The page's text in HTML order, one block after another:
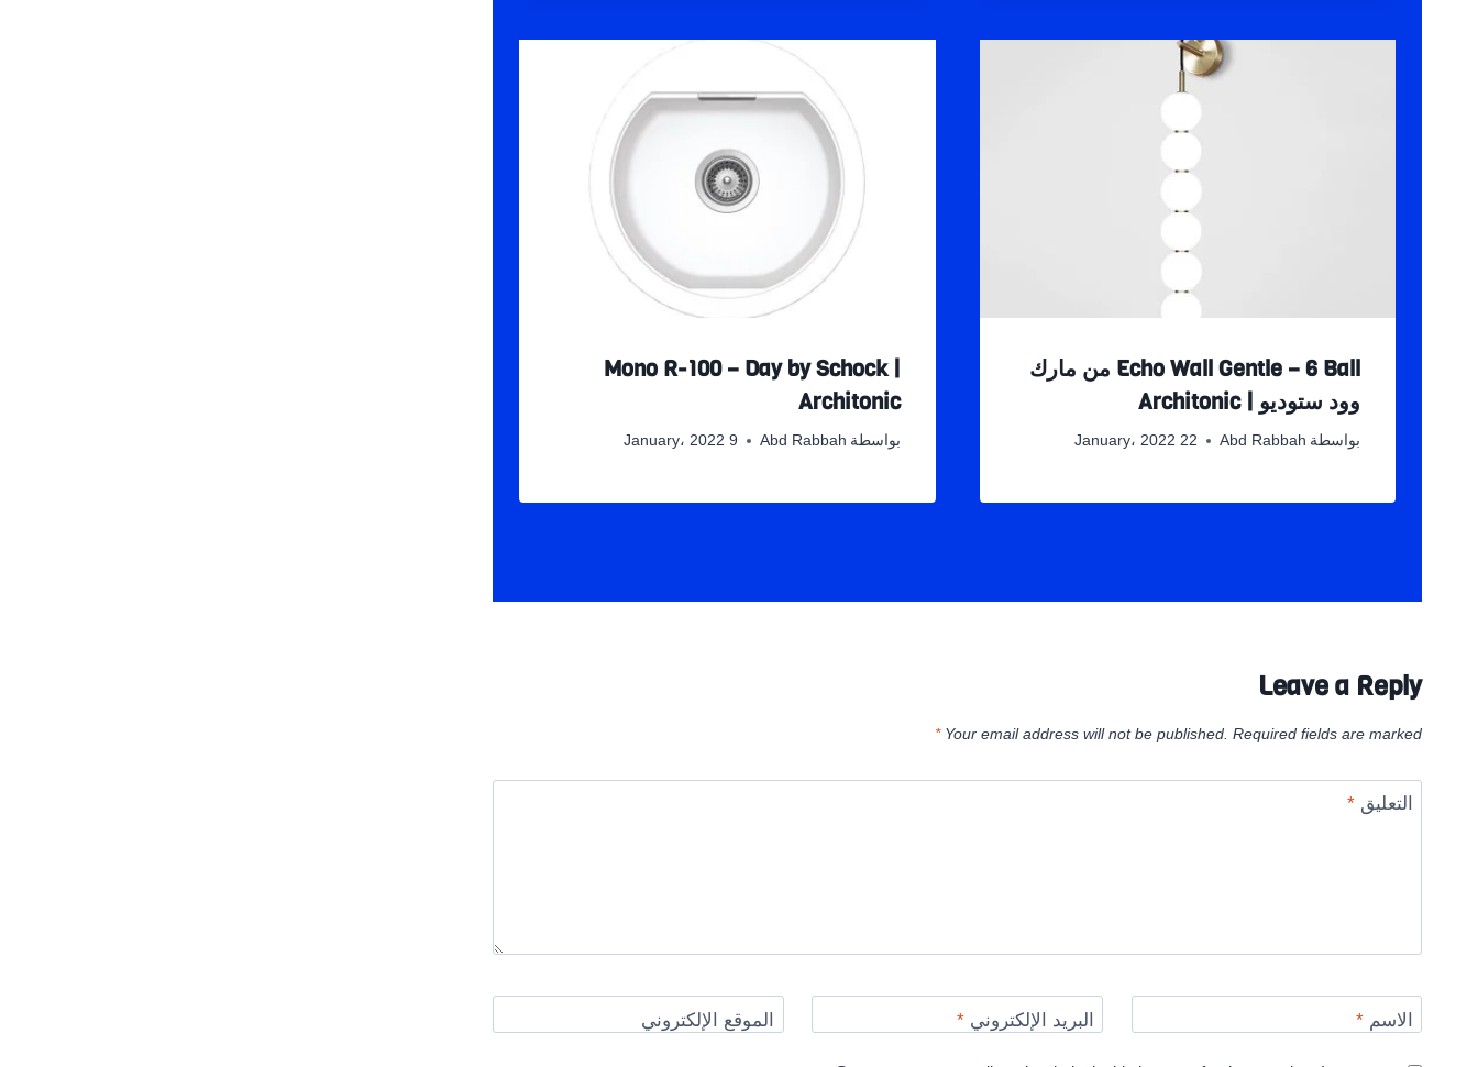
Echo Wall Gentle – 6 Ball من مارك
وود ستوديو | Architonic
بواسطة Abd Rabbah 22 January، 2022
Mono R-100 – Day by Schock |
Architonic
بواسطة Abd Rabbah 9 January، 2022
Leave a Reply
Your email address will not be published. Required fields are marked
*
التعليق*
الاسم* البريد الإلكتروني* الموقع الإلكتروني